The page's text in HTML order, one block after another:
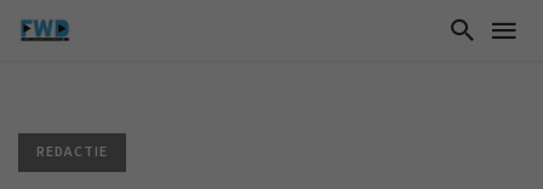
REDACTIE